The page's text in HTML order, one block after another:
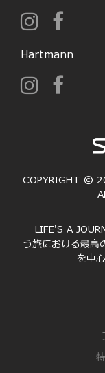
Hartmann
COPYRIGHT ©
「LIFE'S A
う旅における最高
を中